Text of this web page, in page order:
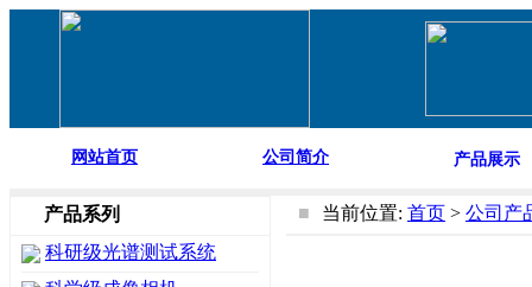
网站首页 公司简介 产品展示
产品系列
科研级光谱测试系统
■ 当前位置: 首页 > 公司产